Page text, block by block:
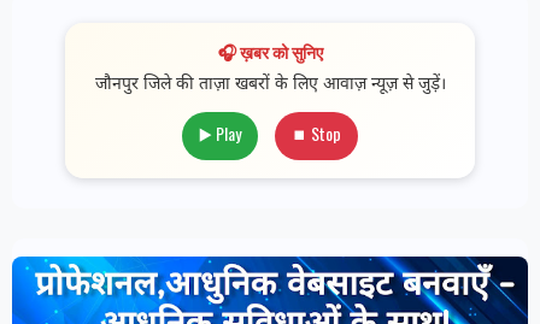
🎧 ख़बर को सुनिए
जौनपुर जिले की ताज़ा खबरों के लिए आवाज़ न्यूज़ से जुड़ें।
▶️ Play ⏹ Stop